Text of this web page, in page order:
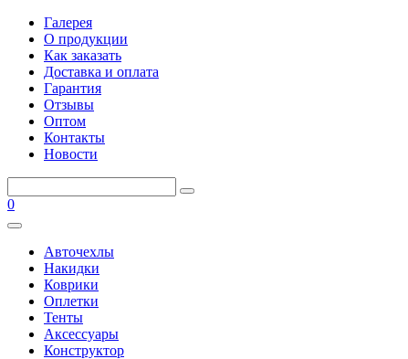
Галерея
О продукции
Как заказать
Доставка и оплата
Гарантия
Отзывы
Оптом
Контакты
Новости
0
Авточехлы
Накидки
Коврики
Оплетки
Тенты
Аксессуары
Конструктор